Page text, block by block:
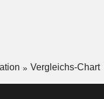
Vergleichs-Chart